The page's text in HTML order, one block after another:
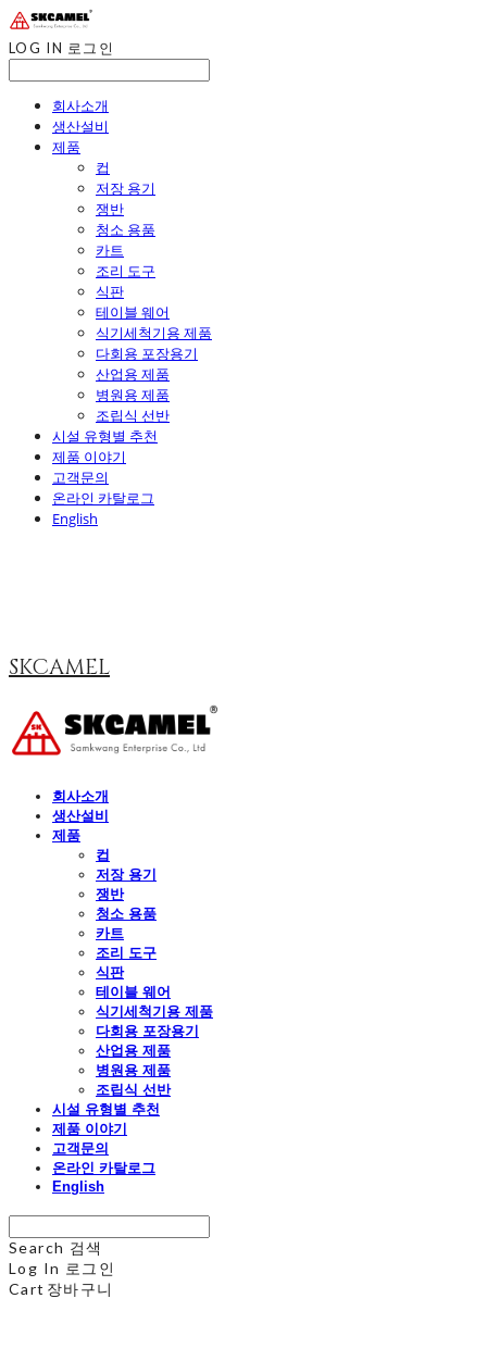
LOG IN 로그인
회사소개
생산설비
제품
컵
저장 용기
쟁반
청소 용품
카트
조리 도구
식판
테이블 웨어
식기세척기용 제품
다회용 포장용기
산업용 제품
병원용 제품
조립식 선반
시설 유형별 추천
제품 이야기
고객문의
온라인 카탈로그
English
SKCAMEL
회사소개
생산설비
제품
컵
저장 용기
쟁반
청소 용품
카트
조리 도구
식판
테이블 웨어
식기세척기용 제품
다회용 포장용기
산업용 제품
병원용 제품
조립식 선반
시설 유형별 추천
제품 이야기
고객문의
온라인 카탈로그
English
Search 검색
Log In 로그인
Cart 장바구니